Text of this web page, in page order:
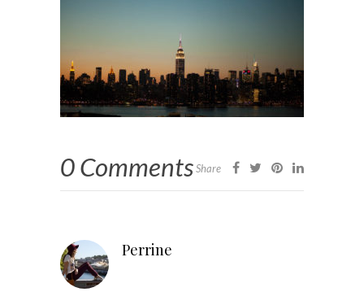
0 CommentsShare
Perrine